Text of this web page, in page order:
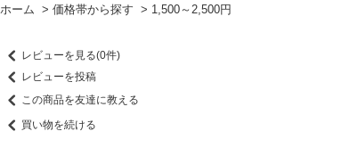
ホーム > 価格帯から探す > 1,500～2,500円
レビューを見る(0件)
レビューを投稿
この商品を友達に教える
買い物を続ける